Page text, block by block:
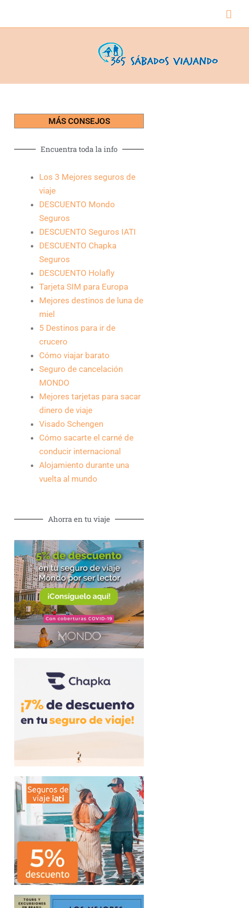
MÁS CONSEJOS
Encuentra toda la info
Los 3 Mejores seguros de
viaje
DESCUENTO Mondo
Seguros
DESCUENTO Seguros IATI
DESCUENTO Chapka
Seguros
DESCUENTO Holafly
Tarjeta SIM para Europa
Mejores destinos de luna de
miel
5 Destinos para ir de
crucero
Cómo viajar barato
Seguro de cancelación
MONDO
Mejores tarjetas para sacar
dinero de viaje
Visado Schengen
Cómo sacarte el carné de
conducir internacional
Alojamiento durante una
vuelta al mundo
Ahorra en tu viaje